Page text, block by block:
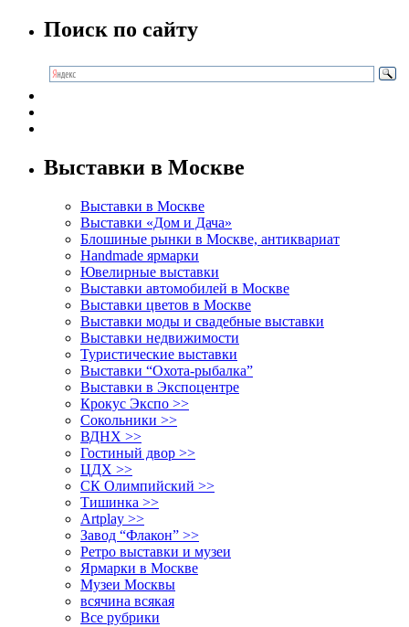
Поиск по сайту
Выставки в Москве
Выставки в Москве
Выставки «Дом и Дача»
Блошиные рынки в Москве, антиквариат
Handmade ярмарки
Ювелирные выставки
Выставки автомобилей в Москве
Выставки цветов в Москве
Выставки моды и свадебные выставки
Выставки недвижимости
Туристические выставки
Выставки “Охота-рыбалка”
Выставки в Экспоцентре
Крокус Экспо >>
Сокольники >>
ВДНХ >>
Гостиный двор >>
ЦДХ >>
СК Олимпийский >>
Тишинка >>
Artplay >>
Завод “Флакон” >>
Ретро выставки и музеи
Ярмарки в Москве
Музеи Москвы
всячина всякая
Все рубрики